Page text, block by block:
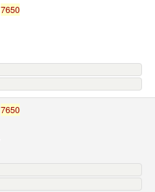
7650
7650